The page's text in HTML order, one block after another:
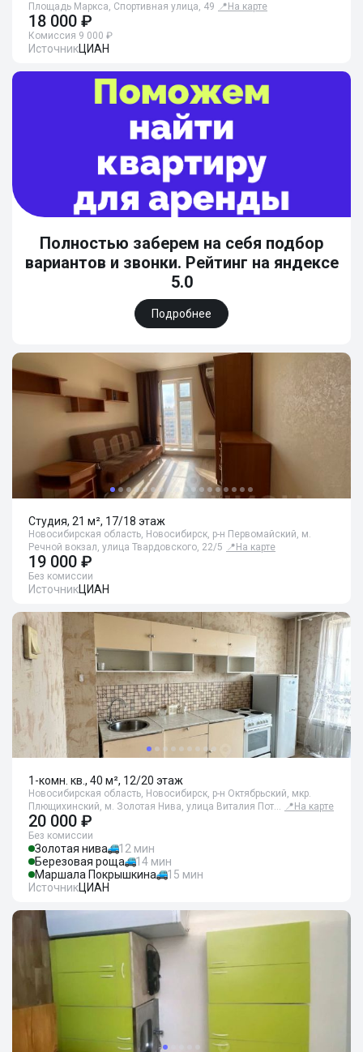
Площадь Маркса, Спортивная улица, 49 📍 На карте
18 000 ₽
Комиссия 9 000 ₽
ИсточникЦИАН
Полностью заберем на себя подбор
вариантов и звонки. Рейтинг на яндексе
5.0
Подробнее
Студия, 21 м², 17/18 этаж
Новосибирская область, Новосибирск, р-н Первомайский, м.
Речной вокзал, улица Твардовского, 22/5 📍 На карте
19 000 ₽
Без комиссии
ИсточникЦИАН
1-комн. кв., 40 м², 12/20 этаж
Новосибирская область, Новосибирск, р-н Октябрьский, мкр.
Плющихинский, м. Золотая Нива, улица Виталия Пот… 📍 На карте
20 000 ₽
Без комиссии
Золотая нива
12 мин
Березовая роща
14 мин
Маршала Покрышкина
15 мин
ИсточникЦИАН